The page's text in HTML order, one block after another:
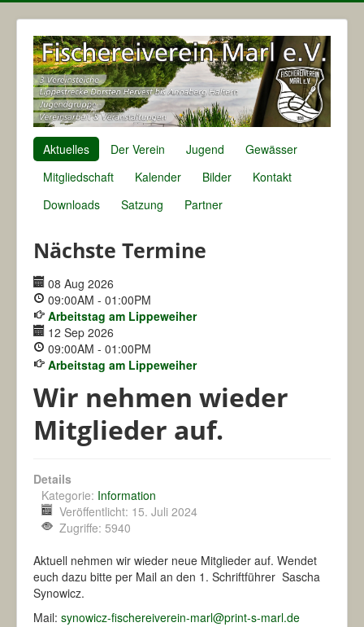
Aktuelles Der Verein Jugend
Gewässer
Mitgliedschaft
Kalender Bilder
Kontakt
Downloads
Satzung Partner
Nächste Termine
08 Aug 2026
09:00AM - 01:00PM
Arbeitstag am Lippeweiher
12 Sep 2026
09:00AM - 01:00PM
Arbeitstag am Lippeweiher
Wir nehmen wieder
Mitglieder auf.
Details
Kategorie: Information
Veröffentlicht: 15. Juli 2024
Zugriffe: 5940
Aktuell nehmen wir wieder neue Mitglieder auf. Wendet
euch dazu bitte per Mail an den 1. Schriftführer Sascha
Synowicz.
Mail: synowicz-fischereiverein-marl@print-s-marl.de